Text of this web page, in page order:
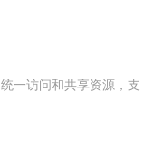
一访问和共享资源，支